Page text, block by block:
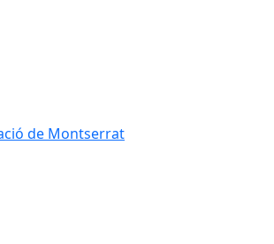
de Montserrat